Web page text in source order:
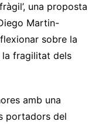
una proposta
Martin-
sobre la
la fragilitat dels
amb una
portadors del